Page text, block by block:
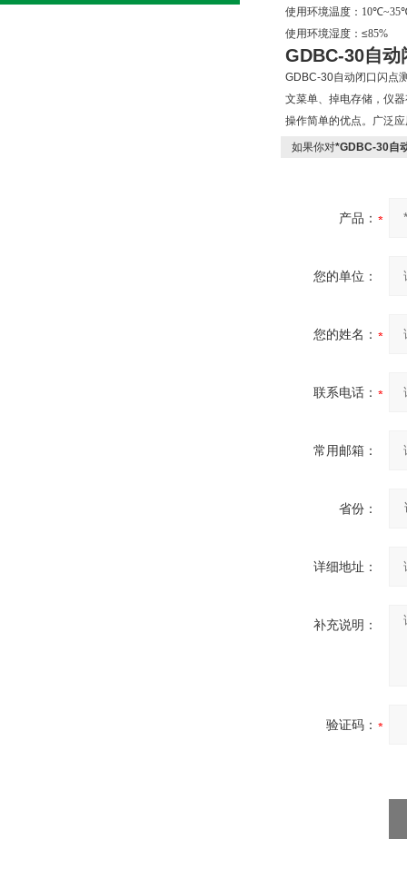
试仪的预警功能
使用环境温度： 10℃~35
使用环境湿度：≤85%
GDBC-30自动
GDBC-30自动闭口闪点
文菜单、掉电存储，仪
操作简单的优点。广泛
如果你对*GDBC-30自
产品：
您的单位：
您的姓名：
联系电话：
常用邮箱：
省份：
详细地址：
补充说明：
验证码：